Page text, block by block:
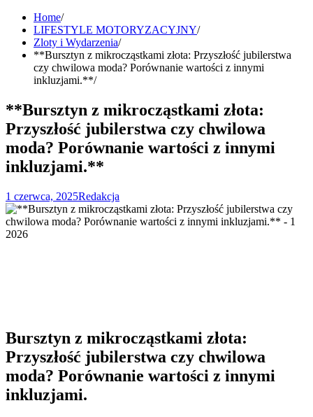
Home
LIFESTYLE MOTORYZACYJNY
Zloty i Wydarzenia
**Bursztyn z mikrocząstkami złota: Przyszłość jubilerstwa
czy chwilowa moda? Porównanie wartości z innymi
inkluzjami.**
**Bursztyn z mikrocząstkami złota:
Przyszłość jubilerstwa czy chwilowa
moda? Porównanie wartości z innymi
inkluzjami.**
1 czerwca, 2025Redakcja
Bursztyn z mikrocząstkami złota:
Przyszłość jubilerstwa czy chwilowa
moda? Porównanie wartości z innymi
inkluzjami.